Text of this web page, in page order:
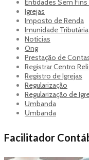
Entidades Sem
Igrejas
Imposto de Renda
Imunidade Tributária
Notícias
Ong
Prestação de
Registrar Centro
Registro de Igrejas
Regularização
Regularização de
Umbanda
Umbanda
Facilitador